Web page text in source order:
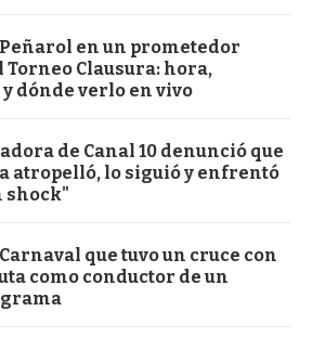
Peñarol en un prometedor
Clausura: hora,
dónde verlo en vivo
de Canal 10 denunció que
atropelló, lo siguió y enfrentó
shock"
que tuvo un cruce con
como conductor de un